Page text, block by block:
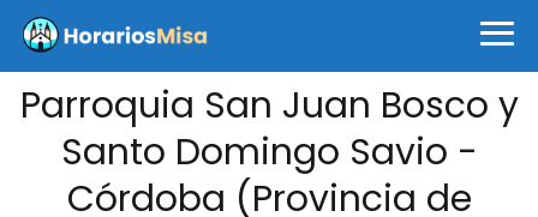
Parroquia San Juan Bosco y
Santo Domingo Savio -
Córdoba (Provincia de